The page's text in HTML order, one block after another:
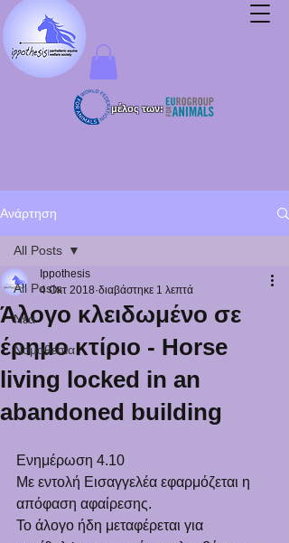
μέλος των:
Ανάρτηση
All Posts
Νέα
Νομοθεσία
All Posts
Άλογο κλειδωμένο σε
έρημο κτίριο - Horse
living locked in an
abandoned building
Ippothesis
4 Οκτ 2018 διαβάστηκε 1 λεπτά
Ενημέρωση 4.10
Με εντολή Εισαγγελέα εφαρμόζεται η
απόφαση αφαίρεσης.
Το άλογο ήδη μεταφέρεται για